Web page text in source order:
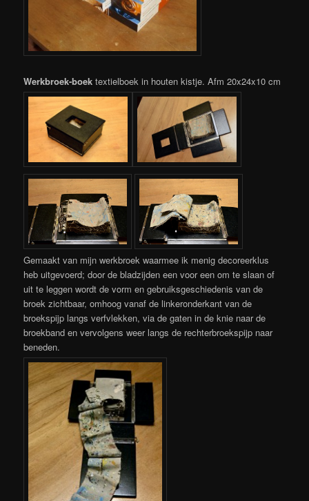
Werkbroek-boek textielboek in houten kistje. Afm 20x24x10 cm
Gemaakt van mijn werkbroek waarmee ik menig decoreerklus
heb uitgevoerd; door de bladzijden een voor een om te slaan of
uit te leggen wordt de vorm en gebruiksgeschiedenis van de
broek zichtbaar, omhoog vanaf de linkeronderkant van de
broekspijp langs verfvlekken, via de gaten in de knie naar de
broekband en vervolgens weer langs de rechterbroekspijp naar
beneden.